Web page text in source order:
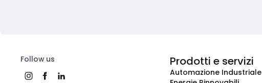
Follow us Prodotti e servizi
Automazione Industriale